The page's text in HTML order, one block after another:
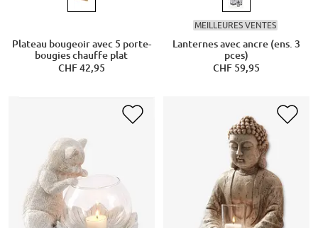
Plateau bougeoir avec 5 porte-
bougies chauffe plat
CHF 42,95
MEILLEURES VENTES
Lanternes avec ancre (ens. 3
pces)
CHF 59,95